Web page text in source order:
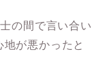
の間で言い合い
が悪かったと